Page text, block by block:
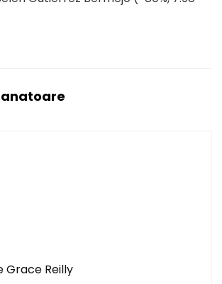
Grace Reilly